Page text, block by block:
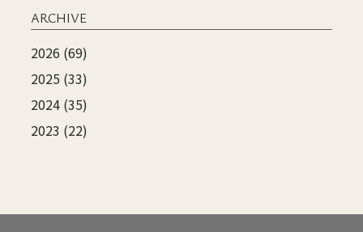
ARCHIVE
2026 (69)
2025 (33)
2024 (35)
2023 (22)